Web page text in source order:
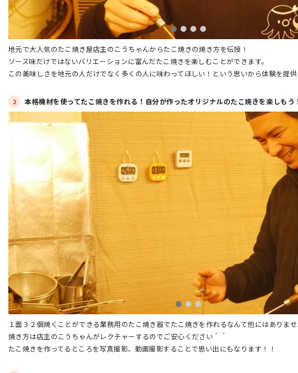
地元で大人気のたこ焼き屋店主のこうちゃんからたこ焼きの焼き方を伝授！
ソース味だけではないバリエーションに富んだたこ焼きを楽しむことができます。
この美味しさを地元の人だけでなく多くの人に味わってほしい！という思いから体験を提
2 本格機材を使ってたこ焼きを作れる！自分が作ったオリジナルのたこ焼きを楽しもう
１面３２個焼くことができる業務用のたこ焼き器でたこ焼きを作れるなんて他にはありま
焼き方は店主のこうちゃんがレクチャーするのでご安心ください＾＾
たこ焼きを作ってるところを写真撮影、動画撮影することで思い出にもなります！！